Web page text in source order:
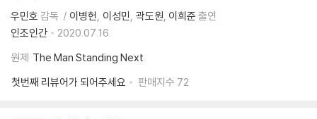
우민호 감독 이병헌 이성민 곽도원 이희준 출연
인조인간
2020.07.16.
원제 The Man Standing Next
첫번째 리뷰어가 되어주세요
판매지수 72